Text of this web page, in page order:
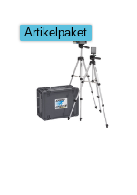
Artikelpaket